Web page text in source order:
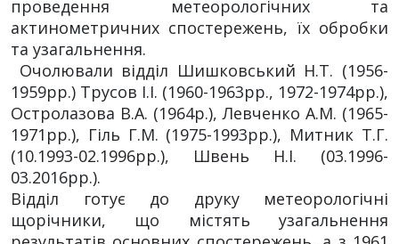
проведення метеорологічних та
актинометричних спостережень, їх обробки
та узагальнення.
Очолювали відділ Шишковський Н.Т. (1956-
1959рр.) Трусов І.І. (1960-1963рр., 1972-1974рр.),
Остролазова В.А. (1964р.), Левченко А.М. (1965-
1971рр.), Гіль Г.М. (1975-1993рр.), Митник Т.Г.
(10.1993-02.1996рр.), Швень Н.І. (03.1996-
03.2016рр.).
Відділ готує до друку метеорологічні
щорічники, що містять узагальнення